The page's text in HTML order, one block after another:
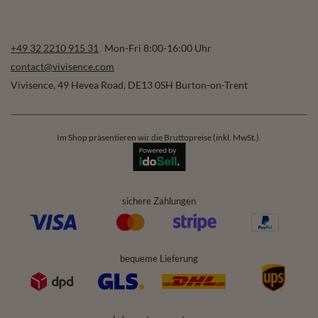
+49 32 2210 915 31
Mon-Fri 8:00-16:00 Uhr
contact@vivisence.com
Vivisence, 49 Hevea Road, DE13 0SH Burton-on-Trent
Im Shop präsentieren wir die Bruttopreise (inkl. MwSt.).
sichere Zahlungen
bequeme Lieferung